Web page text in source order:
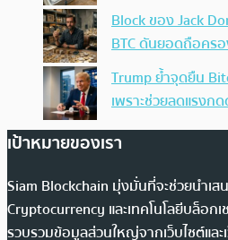
Block ของ Jack
BTC ดันยอดถือครอ
Trump ย้ำจุดยืน
เพราะช่วยลดแรงก
เป้าหมายของเรา
Siam Blockchain มุ่งมั่นที่จะช่วยนำเส
Cryptocurrency และเทคโนโลยีบล็อก
รวบรวมข้อมูลส่วนใหญ่จากเว็บไซต์และ